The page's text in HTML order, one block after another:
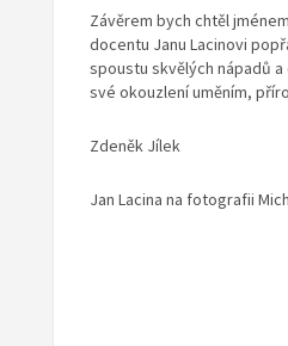
Závěrem bych chtěl
docentu Janu Lacinovi
spoustu skvělých nápadů
své okouzlení uměním,
Zdeněk Jílek
Jan Lacina na fotografii